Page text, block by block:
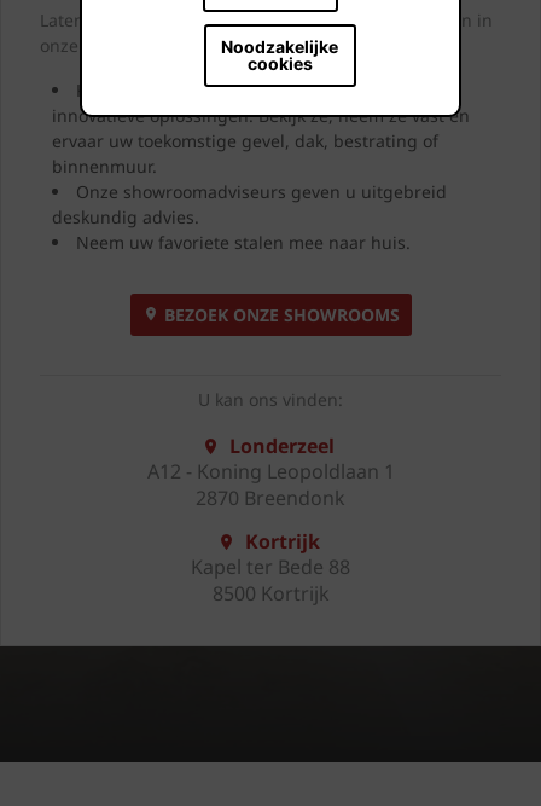
Noodzakelijke
cookies
Laten we samen letterlijk uw dromen tastbaar maken in
onze showrooms.
Kom langs en laat u inspireren door onze
innovatieve oplossingen. Bekijk ze, neem ze vast en
ervaar uw toekomstige gevel, dak, bestrating of
binnenmuur.
Onze showroomadviseurs geven u uitgebreid
deskundig advies.
Neem uw favoriete stalen mee naar huis.
BEZOEK ONZE SHOWROOMS
U kan ons vinden:
Londerzeel
A12 - Koning Leopoldlaan 1
2870 Breendonk
Kortrijk
Kapel ter Bede 88
8500 Kortrijk